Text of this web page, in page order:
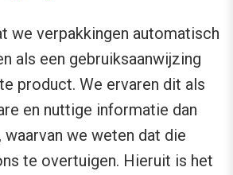
we verpakkingen automatisch
als een gebruiksaanwijzing
product. We ervaren dit als
en nuttige informatie dan
we weten dat die
te overtuigen. Hieruit is het